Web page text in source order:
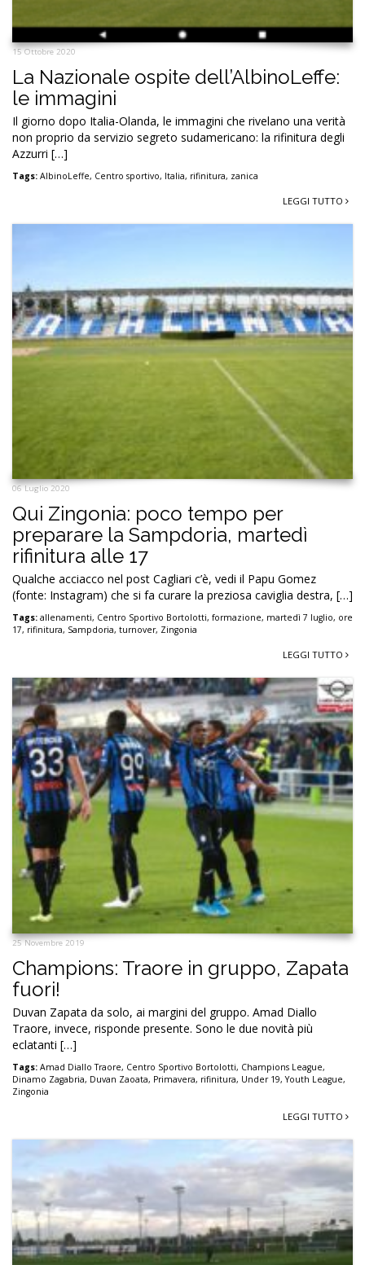
15 Ottobre 2020
La Nazionale ospite dell’AlbinoLeffe:
le immagini
Il giorno dopo Italia-Olanda, le immagini che rivelano una verità
non proprio da servizio segreto sudamericano: la rifinitura degli
Azzurri […]
Tags: AlbinoLeffe, Centro sportivo, Italia, rifinitura, zanica
LEGGI TUTTO
06 Luglio 2020
Qui Zingonia: poco tempo per
preparare la Sampdoria, martedì
rifinitura alle 17
Qualche acciacco nel post Cagliari c’è, vedi il Papu Gomez
(fonte: Instagram) che si fa curare la preziosa caviglia destra, […]
Tags: allenamenti, Centro Sportivo Bortolotti, formazione, martedì 7 luglio, ore
17, rifinitura, Sampdoria, turnover, Zingonia
LEGGI TUTTO
25 Novembre 2019
Champions: Traore in gruppo, Zapata
fuori!
Duvan Zapata da solo, ai margini del gruppo. Amad Diallo
Traore, invece, risponde presente. Sono le due novità più
eclatanti […]
Tags: Amad Diallo Traore, Centro Sportivo Bortolotti, Champions League,
Dinamo Zagabria, Duvan Zaoata, Primavera, rifinitura, Under 19,Youth League,
Zingonia
LEGGI TUTTO